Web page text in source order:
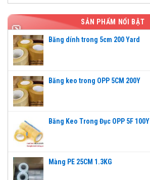
SẢN PHẨM NỔI BẬT
Băng dính trong 5cm 200 Yard
Băng keo trong OPP 5CM 200Y
Băng Keo Trong Đục OPP 5F 100Y
Màng PE 25CM 1.3KG